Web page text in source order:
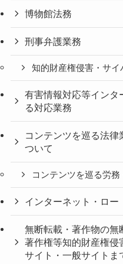
博物館法務
刑事弁護業務
知的財産権侵害・サ
有害情報対応等インタ
る対応業務
コンテンツを巡る法律
ついて
コンテンツを巡る労
インターネット・ロー
無断転載・著作物の無
著作権等知的財産権侵
サイト・一般サイトま